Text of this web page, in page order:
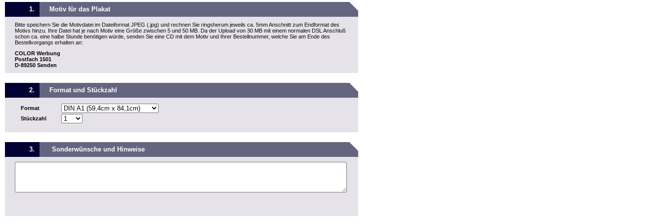
1. Motiv für das Plakat
Bitte speichern Sie die Motivdatei im Dateiformat JPEG (.jpg) und rechnen Sie ringsherum jeweils ca. 5mm Anschnitt zum Endformat des
Motivs hinzu. Ihre Datei hat je nach Motiv eine Größe zwischen 5 und 50 MB. Da der Upload von 30 MB mit einem normalen DSL Anschluß
schon ca. eine halbe Stunde benötigen würde, senden Sie eine CD mit dem Motiv und Ihrer Bestellnummer, welche Sie am Ende des
Bestellvorgangs erhalten an:
COLOR Werbung
Postfach 1501
D-89250 Senden
2. Format und Stückzahl
Format
Stückzahl
3. Sonderwünsche und Hinweise